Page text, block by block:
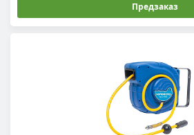
Предзаказ